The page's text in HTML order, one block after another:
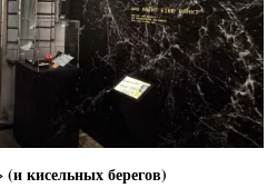
кисельных берегов)